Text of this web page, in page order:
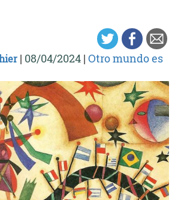
| 08/04/2024 | Otro mundo es